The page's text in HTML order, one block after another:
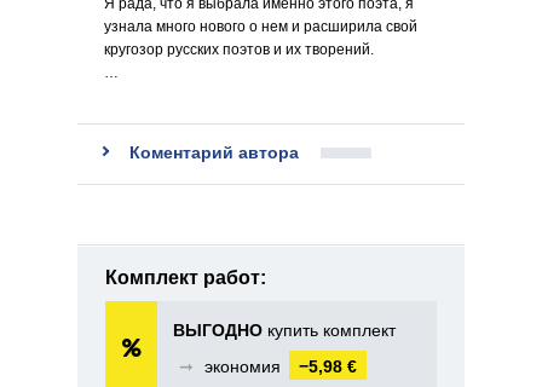
Я рада, что я выбрала именно этого поэта, я
узнала много нового о нем и расширила свой
кругозор русских поэтов и их творений.
…
Коментарий автора
Комплект работ:
ВЫГОДНО купить комплект
➞
экономия −5,98 €